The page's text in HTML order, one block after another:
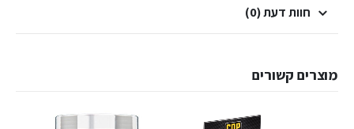
חוות דעת (0)
מוצרים קשורים